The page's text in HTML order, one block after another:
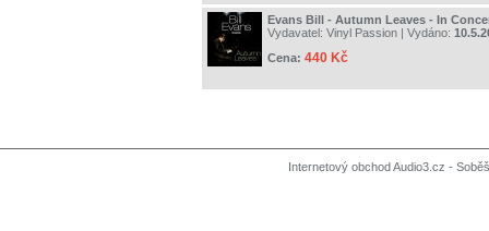
Evans Bill - Autumn Leaves - In
Vydavatel: Vinyl Passion | Vydáno:
Cena: 440 Kč
Internetový obchod Audio3.cz -